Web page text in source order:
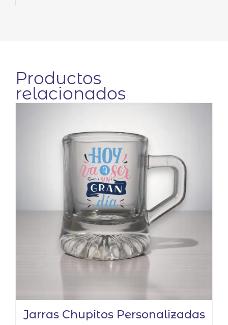
Productos
relacionados
Jarras Chupitos Personalizadas